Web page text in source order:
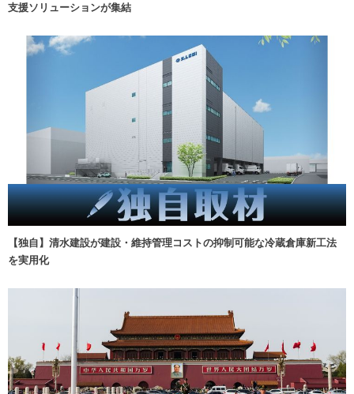
支援ソリューションが集結
【独自】清水建設が建設・維持管理コストの抑制可能な冷蔵倉庫新工法
を実用化